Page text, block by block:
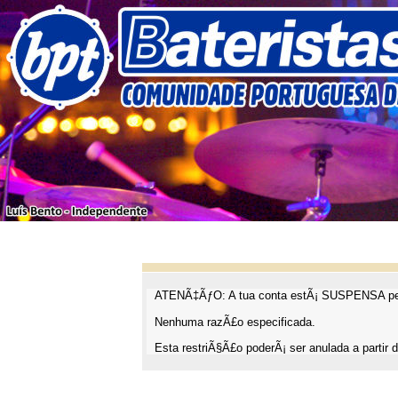
ATENÃ‡ÃƒO: A tua conta estÃ¡ SUSPENSA
Nenhuma razÃ£o especificada.
Esta restriÃ§Ã£o poderÃ¡ ser anulada a partir